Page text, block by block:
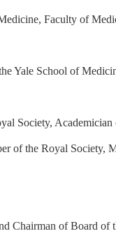
Faculty of
Yale School of
Society,
of the Royal Society,
Chairman of Board of